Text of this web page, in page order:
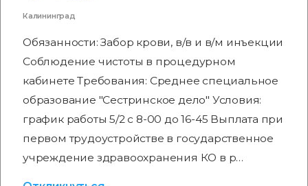
Калининград
Обязанности: Забор крови, в/в и в/м инъекции
Соблюдение чистоты в процедурном
кабинете Требования: Среднее специальное
образование "Сестринское дело" Условия:
график работы 5/2 с 8-00 до 16-45 Выплата при
первом трудоустройстве в государственное
учреждение здравоохранения КО в р…